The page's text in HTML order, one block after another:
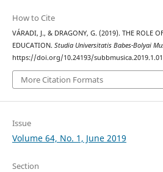
How to Cite
VÁRADI, J., & DRAGONY, G. (2019). THE ROLE
EDUCATION. Studia Universitatis Babes-Bolyai
https://doi.org/10.24193/subbmusica.2019.1.01
More Citation Formats
Issue
Volume 64, No. 1, June 2019
Section